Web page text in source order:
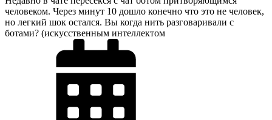
человеком. Через минут 10 дошло конечно что это не человек,
но легкий шок остался. Вы когда нить разговаривали с
ботами? (искусственным интеллектом